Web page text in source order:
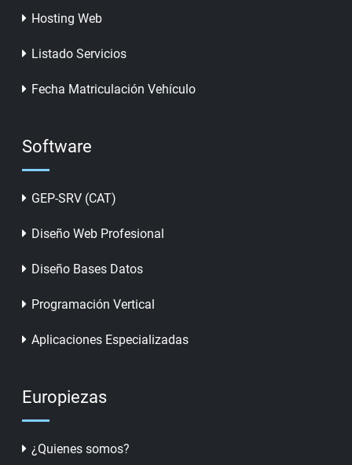
Hosting Web
Listado Servicios
Fecha Matriculación Vehículo
Software
GEP-SRV (CAT)
Diseño Web Profesional
Diseño Bases Datos
Programación Vertical
Aplicaciones Especializadas
Europiezas
¿Quienes somos?